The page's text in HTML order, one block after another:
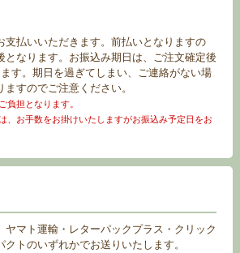
支払いいただきます。前払いとなりますの
となります。お振込み期日は、ご注文確定後
す。期日を過ぎてしまい、ご連絡がない場
すのでご注意ください。
負担となります。
、お手数をお掛けいたしますがお振込み予定日をお
ヤマト運輸・レターパックプラス・クリック
トのいずれかでお送りいたします。